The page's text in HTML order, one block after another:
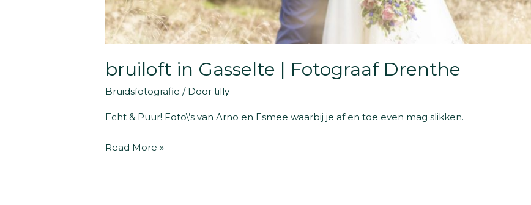
bruiloft in Gasselte | Fotograaf Drenthe
Bruidsfotografie / Doortilly
Echt & Puur! Foto\’s van Arno en Esmee waarbij je af en toe even mag slikken.
bruiloft
Read More »